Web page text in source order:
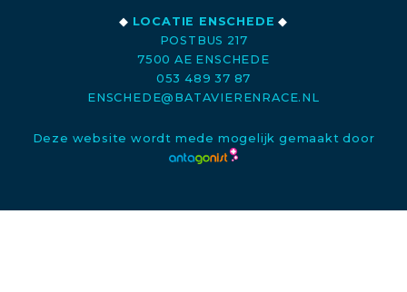
◆ LOCATIE ENSCHEDE ◆
POSTBUS 217
7500 AE ENSCHEDE
053 489 37 87
ENSCHEDE@BATAVIERENRACE.NL
Deze website wordt mede mogelijk gemaakt door